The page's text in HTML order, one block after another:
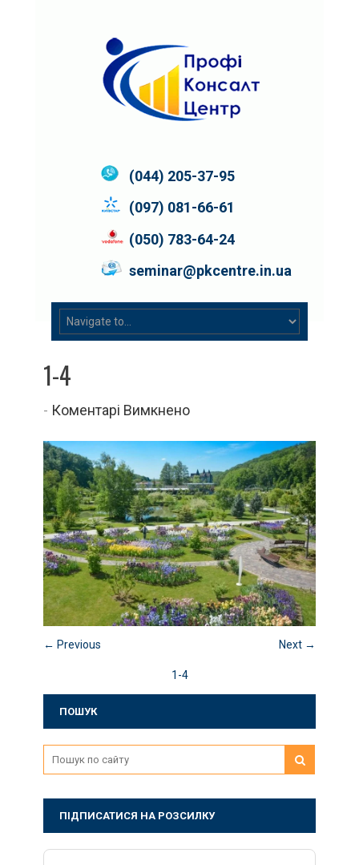
(044) 205-37-95
(097) 081-66-61
(050) 783-64-24
seminar@pkcentre.in.ua
1-4
- Коментарі Вимкненодо
1-
4
← Previous Next →
1-4
ПОШУК
ПІДПИСАТИСЯ НА РОЗСИЛКУ